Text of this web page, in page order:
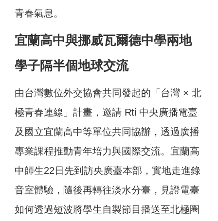
青春氣息。
宜蘭高中與挪威瓦爾德中學兩地
學子隔半個地球交流
由台灣數位外交協會共同發起的「台灣 × 北
極青春連線」計畫，邀請 Rti 中央廣播電臺
及國立宜蘭高中等單位共同協辦，透過廣播
專業課程推動青年培力與國際交流。宜蘭高
中師生22日先到訪央廣臺本部，實地走進錄
音室體驗，隨後再轉往淡水分臺，見證電臺
如何透過短波將學生自製節目播送至北極圈